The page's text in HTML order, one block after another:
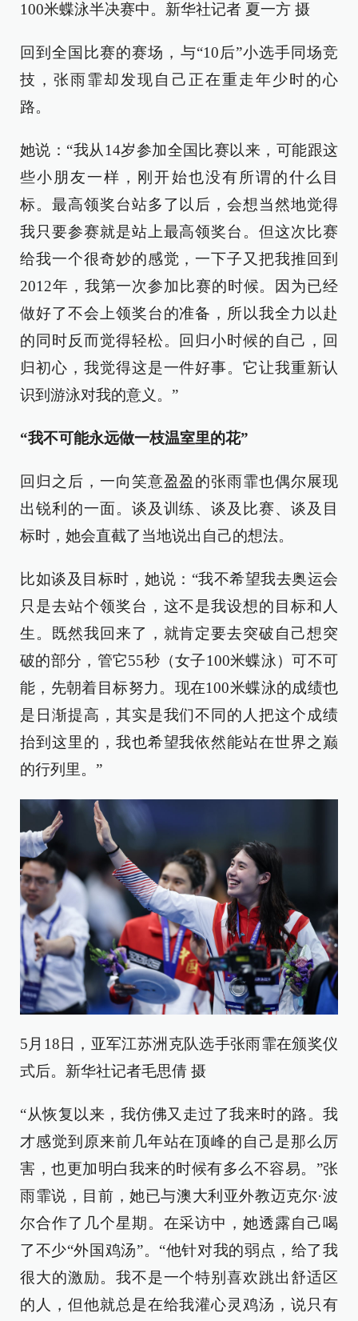
100米蝶泳半决赛中。新华社记者 夏一方 摄
回到全国比赛的赛场，与“10后”小选手同场竞
技，张雨霏却发现自己正在重走年少时的心
路。
她说：“我从14岁参加全国比赛以来，可能跟这
些小朋友一样，刚开始也没有所谓的什么目
标。最高领奖台站多了以后，会想当然地觉得
我只要参赛就是站上最高领奖台。但这次比赛
给我一个很奇妙的感觉，一下子又把我推回到
2012年，我第一次参加比赛的时候。因为已经
做好了不会上领奖台的准备，所以我全力以赴
的同时反而觉得轻松。回归小时候的自己，回
归初心，我觉得这是一件好事。它让我重新认
识到游泳对我的意义。”
“我不可能永远做一枝温室里的花”
回归之后，一向笑意盈盈的张雨霏也偶尔展现
出锐利的一面。谈及训练、谈及比赛、谈及目
标时，她会直截了当地说出自己的想法。
比如谈及目标时，她说：“我不希望我去奥运会
只是去站个领奖台，这不是我设想的目标和人
生。既然我回来了，就肯定要去突破自己想突
破的部分，管它55秒（女子100米蝶泳）可不可
能，先朝着目标努力。现在100米蝶泳的成绩也
是日渐提高，其实是我们不同的人把这个成绩
抬到这里的，我也希望我依然能站在世界之巅
的行列里。”
5月18日，亚军江苏洲克队选手张雨霏在颁奖仪
式后。新华社记者毛思倩 摄
“从恢复以来，我仿佛又走过了我来时的路。我
才感觉到原来前几年站在顶峰的自己是那么厉
害，也更加明白我来的时候有多么不容易。”张
雨霏说，目前，她已与澳大利亚外教迈克尔·波
尔合作了几个星期。在采访中，她透露自己喝
了不少“外国鸡汤”。“他针对我的弱点，给了我
很大的激励。我不是一个特别喜欢跳出舒适区
的人，但他就总是在给我灌心灵鸡汤，说只有